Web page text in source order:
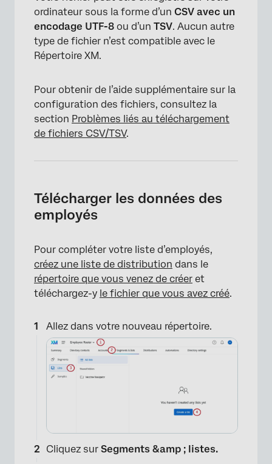
ordinateur sous la forme d’un CSV avec un
encodage UTF-8 ou d’un TSV. Aucun autre
type de fichier n’est compatible avec le
Répertoire XM.
Pour obtenir de l’aide supplémentaire sur la
configuration des fichiers, consultez la
section Problèmes liés au téléchargement
de fichiers CSV/TSV.
Télécharger les données des
employés
Pour compléter votre liste d’employés,
créez une liste de distribution dans le
répertoire que vous venez de créer et
téléchargez-y le fichier que vous avez créé.
Allez dans votre nouveau répertoire.
Cliquez sur Segments &amp ; listes.